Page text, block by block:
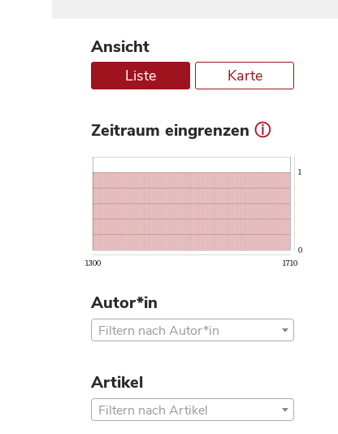
Ansicht
Liste Karte
Zeitraum eingrenzen ⓘ
1300 1710
0
1
Autor*in
Filtern nach Autor*in
Artikel
Filtern nach Artikel